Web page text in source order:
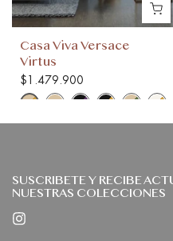
Casa Viva Versace
Virtus
$1.479.900
SUSCRIBETE Y RECIBE
NUESTRAS COLECCIONES